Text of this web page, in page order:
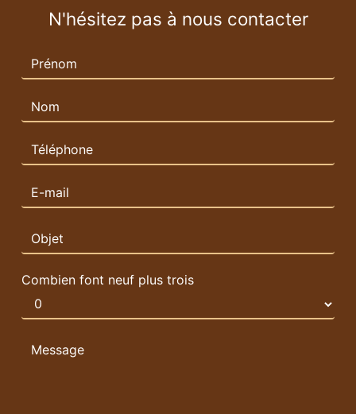
N'hésitez pas à nous contacter
Combien font neuf plus trois